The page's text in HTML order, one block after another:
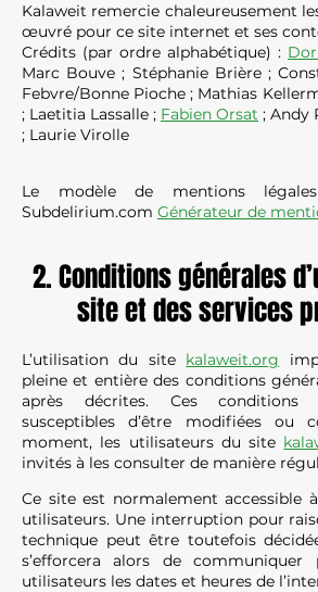
Kalaweit remercie chaleureusement
œuvré pour ce site internet et ses
Crédits (par ordre alphabétique) :
Marc Bouve ; Stéphanie Brière ;
Febvre/Bonne Pioche ; Mathias
; Laetitia Lassalle ; Fabien Orsat ; Andy
; Laurie Virolle
Le modèle de mentions
Subdelirium.com Générateur de
2. Conditions générales
site et des services
L’utilisation du site kalaweit.org
pleine et entière des conditions
après décrites. Ces conditions
susceptibles d’être modifiées ou
moment, les utilisateurs du site
invités à les consulter de manière
Ce site est normalement accessible
utilisateurs. Une interruption pour
technique peut être toutefois
s’efforcera alors de communiquer
utilisateurs les dates et heures de